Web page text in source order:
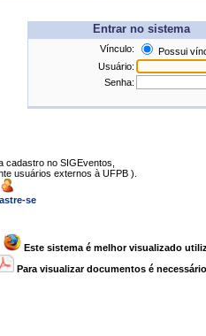
Entrar no sistema
Vínculo:
Possui
Usuário:
Senha:
cadastro no SIGEventos,
usuários externos à UFPB ).
se
Este sistema é melhor visualizado
Para visualizar documentos é